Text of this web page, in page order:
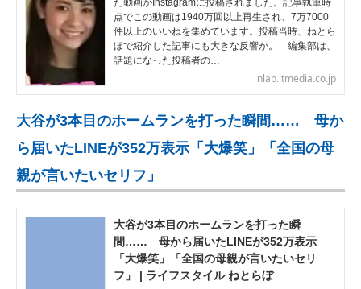
た動画がInstagramに投稿されました。記事執筆時
点でこの動画は1940万回以上再生され、7万7000
件以上のいいねを集めています。投稿当時、ねとら
ぼで紹介した記事にも大きな反響が。 編集部は、
話題になった投稿者の…
nlab.itmedia.co.jp
大谷が3本目のホームランを打った瞬間…… 母か
ら届いたLINEが352万表示「大爆笑」「全国の母
親が言いたいセリフ」
大谷が3本目のホームランを打った瞬
間…… 母から届いたLINEが352万表示
「大爆笑」「全国の母親が言いたいセリ
フ」 | ライフスタイル ねとらぼ